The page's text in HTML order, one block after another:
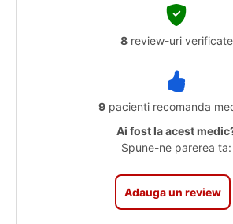
8review-uri verificate
9 pacienti recomanda
Ai fost la acest
Spune-ne parerea ta:
Adauga un review